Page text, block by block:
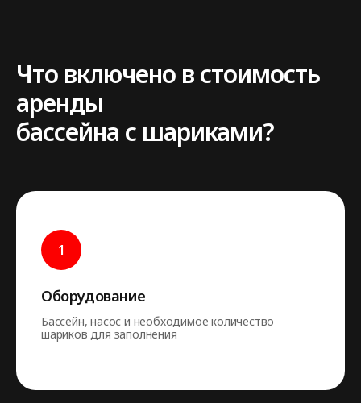
Что включено в стоимость
аренды
бассейна с шариками?
Оборудование
Бассейн, насос и необходимое количество
шариков для заполнения